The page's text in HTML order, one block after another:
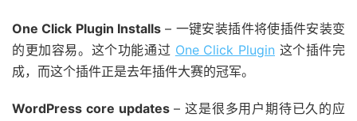
One Click Plugin Installs – 一键安装插件将使插件安装变
的更加容易。这个功能通过 One Click Plugin 这个插件完
成，而这个插件正是去年插件大赛的冠军。
WordPress core updates– 这是很多用户期待已久的应